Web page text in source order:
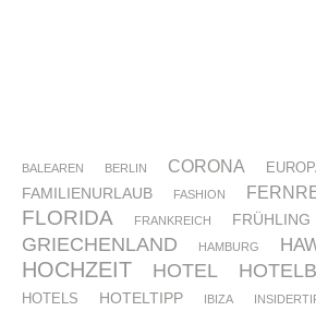
BALEAREN BERLIN CORONA
FAMILIENURLAUB FASHION
FLORIDA FRANKREICH FRÜHLING
GRIECHENLAND HAMBURG
HOCHZEIT HOTEL
HOTELS HOTELTIPP IBIZA